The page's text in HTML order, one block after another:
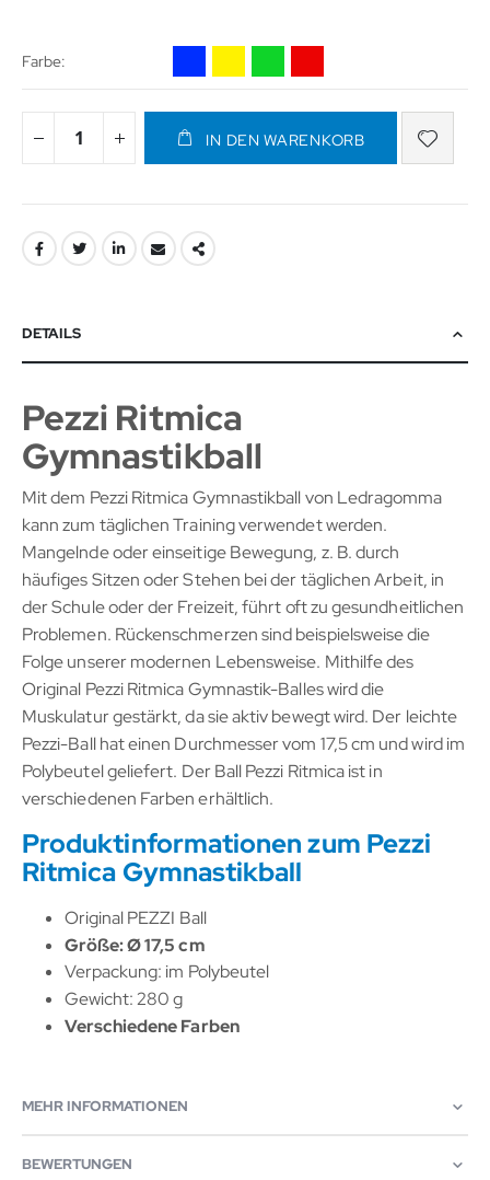
Farbe
IN DEN WARENKORB
DETAILS
Pezzi Ritmica
Gymnastikball
Mit dem Pezzi Ritmica Gymnastikball von Ledragomma
kann zum täglichen Training verwendet werden.
Mangelnde oder einseitige Bewegung, z. B. durch
häufiges Sitzen oder Stehen bei der täglichen Arbeit, in
der Schule oder der Freizeit, führt oft zu gesundheitlichen
Problemen. Rückenschmerzen sind beispielsweise die
Folge unserer modernen Lebensweise. Mithilfe des
Original Pezzi Ritmica Gymnastik-Balles wird die
Muskulatur gestärkt, da sie aktiv bewegt wird. Der leichte
Pezzi-Ball hat einen Durchmesser vom 17,5 cm und wird im
Polybeutel geliefert. Der Ball Pezzi Ritmica ist in
verschiedenen Farben erhältlich.
Produktinformationen zum Pezzi
Ritmica Gymnastikball
Original PEZZI Ball
Größe: Ø 17,5 cm
Verpackung: im Polybeutel
Gewicht: 280 g
Verschiedene Farben
MEHR INFORMATIONEN
BEWERTUNGEN